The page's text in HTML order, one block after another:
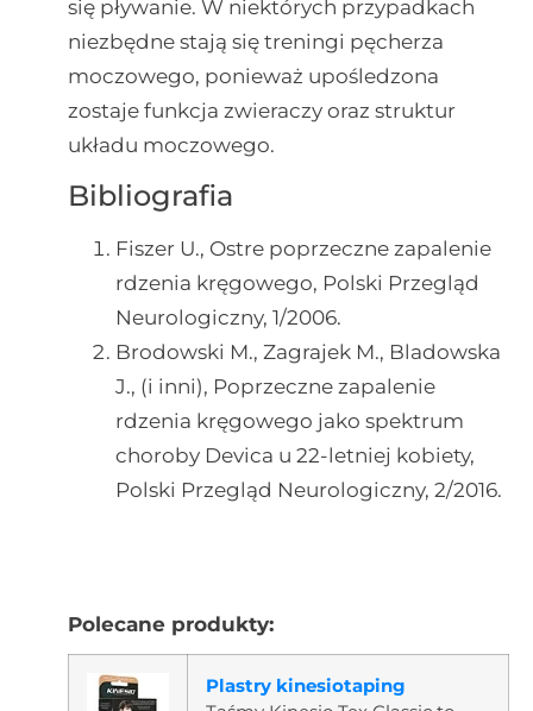
się pływanie. W niektórych przypadkach
niezbędne stają się treningi pęcherza
moczowego, ponieważ upośledzona
zostaje funkcja zwieraczy oraz struktur
układu moczowego.
Bibliografia
Fiszer U., Ostre poprzeczne zapalenie
rdzenia kręgowego, Polski Przegląd
Neurologiczny, 1/2006.
Brodowski M., Zagrajek M., Bladowska
J., (i inni), Poprzeczne zapalenie
rdzenia kręgowego jako spektrum
choroby Devica u 22-letniej kobiety,
Polski Przegląd Neurologiczny, 2/2016.
Polecane produkty:
Plastry kinesiotaping